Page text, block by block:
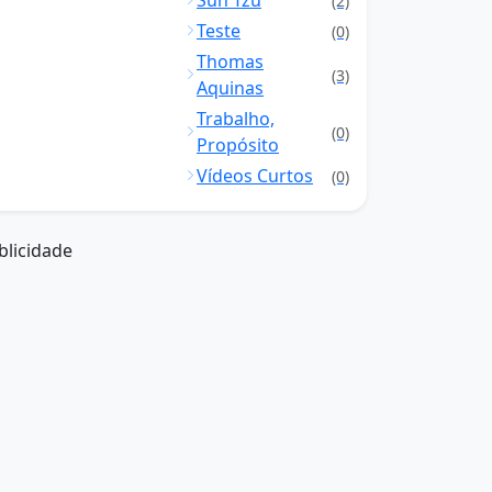
Teste (0)
Thomas
Aquinas
(3)
Trabalho,
Propósito
(0)
Vídeos Curtos (0)